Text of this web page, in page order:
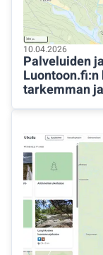
10.04.2026
Palveluiden
tarkemman